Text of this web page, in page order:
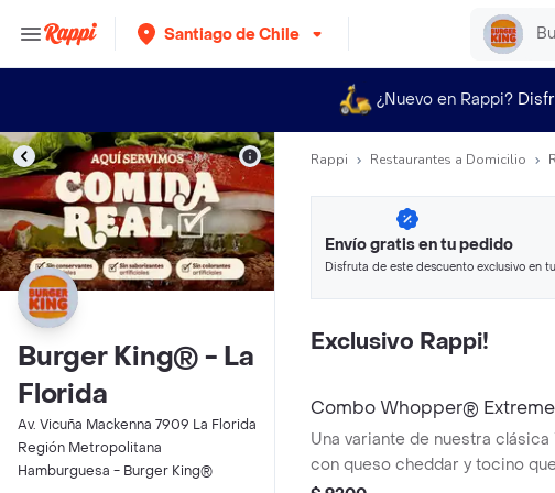
Santiago de Chile
¿Nuevo en Rappi?
Burger King® - La
Florida
Av. Vicuña Mackenna 7909 La Florida
Región Metropolitana
Hamburguesa - Burger King®
Rappi Restaurantes a Domicilio
Envío gratis en tu pedido
Disfruta de este descuento exclusivo en
Exclusivo Rappi!
Combo Whopper®
Una variante de nuestra
con queso cheddar y tocino